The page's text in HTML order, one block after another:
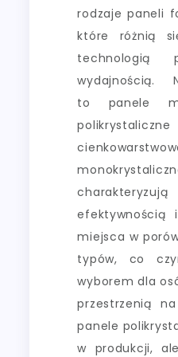
rodzaje paneli
które różnią
technologią
wydajnością.
to panele
efektywnością
miejsca w
typów, co
wyborem dla
przestrzenią
panele
w produkcji,